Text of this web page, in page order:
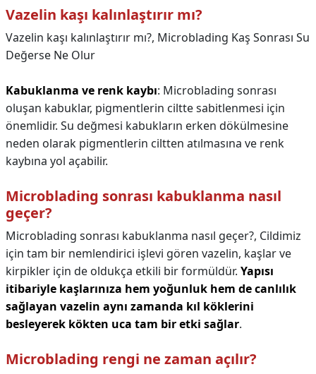
Vazelin kaşı kalınlaştırır mı?
Vazelin kaşı kalınlaştırır mı?, Microblading Kaş Sonrası Su
Değerse Ne Olur
Kabuklanma ve renk kaybı: Microblading sonrası
oluşan kabuklar, pigmentlerin ciltte sabitlenmesi için
önemlidir. Su değmesi kabukların erken dökülmesine
neden olarak pigmentlerin ciltten atılmasına ve renk
kaybına yol açabilir.
Microblading sonrası kabuklanma nasıl
geçer?
Microblading sonrası kabuklanma nasıl geçer?, Cildimiz
için tam bir nemlendirici işlevi gören vazelin, kaşlar ve
kirpikler için de oldukça etkili bir formüldür. Yapısı
itibariyle kaşlarınıza hem yoğunluk hem de canlılık
sağlayan vazelin aynı zamanda kıl köklerini
besleyerek kökten uca tam bir etki sağlar.
Microblading rengi ne zaman açılır?